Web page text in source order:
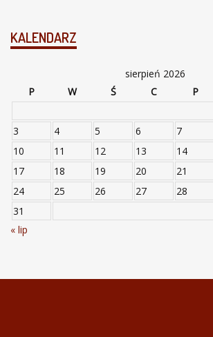
KALENDARZ
sierpień 2026
P
W Ś C P
3
4 5 6 7
10
11 12 13 14
17
18 19 20 21
24
25 26 27 28
31
« lip